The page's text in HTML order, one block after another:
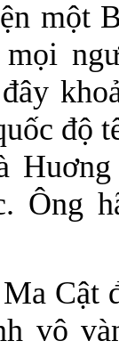
một
độ
Ông
Cật
vô